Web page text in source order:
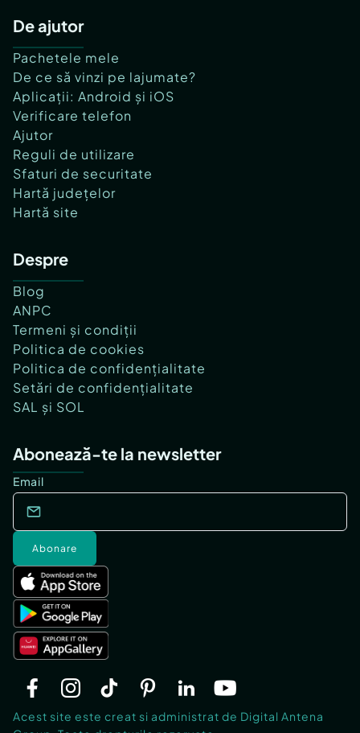
De ajutor
Pachetele mele
De ce să vinzi pe lajumate?
Aplicații: Android și iOS
Verificare telefon
Ajutor
Reguli de utilizare
Sfaturi de securitate
Hartă județelor
Hartă site
Despre
Blog
ANPC
Termeni și condiții
Politica de cookies
Politica de confidențialitate
Setări de confidențialitate
SAL și SOL
Abonează-te la newsletter
Email
Abonare
Acest site este creat si administrat de Digital Antena